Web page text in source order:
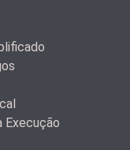
Execução